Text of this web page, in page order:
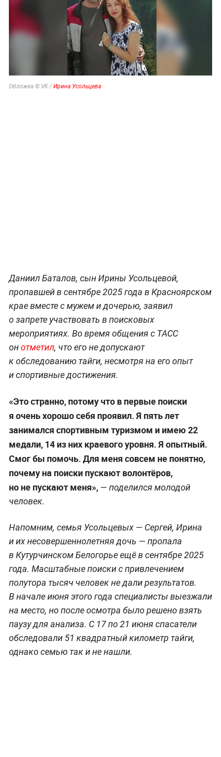
Обложка © VK / Ирина Усольцева
Даниил Баталов, сын Ирины Усольцевой,
пропавшей в сентябре 2025 года в Красноярском
крае вместе с мужем и дочерью, заявил
о запрете участвовать в поисковых
мероприятиях. Во время общения с ТАСС
онотметил, что его не допускают
к обследованию тайги, несмотря на его опыт
и спортивные достижения.
«Это странно, потому что в первые поиски
я очень хорошо себя проявил. Я пять лет
занимался спортивным туризмом и имею 22
медали, 14 из них краевого уровня. Я опытный.
Смог бы помочь. Для меня совсем не понятно,
почему на поиски пускают волонтёров,
но не пускают меня»,— поделился молодой
человек.
Напомним, семья Усольцевых — Сергей, Ирина
и их несовершеннолетняя дочь — пропала
в Кутурчинском Белогорье ещё в сентябре 2025
года. Масштабные поиски с привлечением
полутора тысяч человек не дали результатов.
В начале июня этого года специалисты выезжали
на место, но после осмотра было решено взять
паузу для анализа. С 17 по 21 июня спасатели
обследовали 51 квадратный километр тайги,
однако семью так и не нашли.